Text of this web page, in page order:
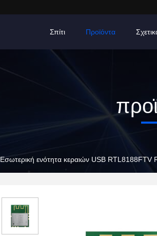
Σπίτι Προϊόντα
Εσωτερική ενότητα κεραιών USB RTL8188FTV